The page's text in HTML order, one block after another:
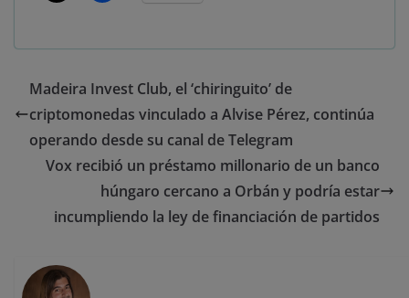
Madeira Invest Club, el ‘chiringuito’ de
criptomonedas vinculado a Alvise Pérez, continúa
operando desde su canal de Telegram
Vox recibió un préstamo millonario de un banco
húngaro cercano a Orbán y podría estar
incumpliendo la ley de financiación de partidos